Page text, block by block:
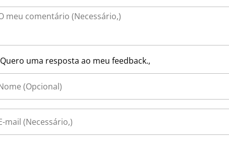
Quero uma resposta ao meu feedback.,